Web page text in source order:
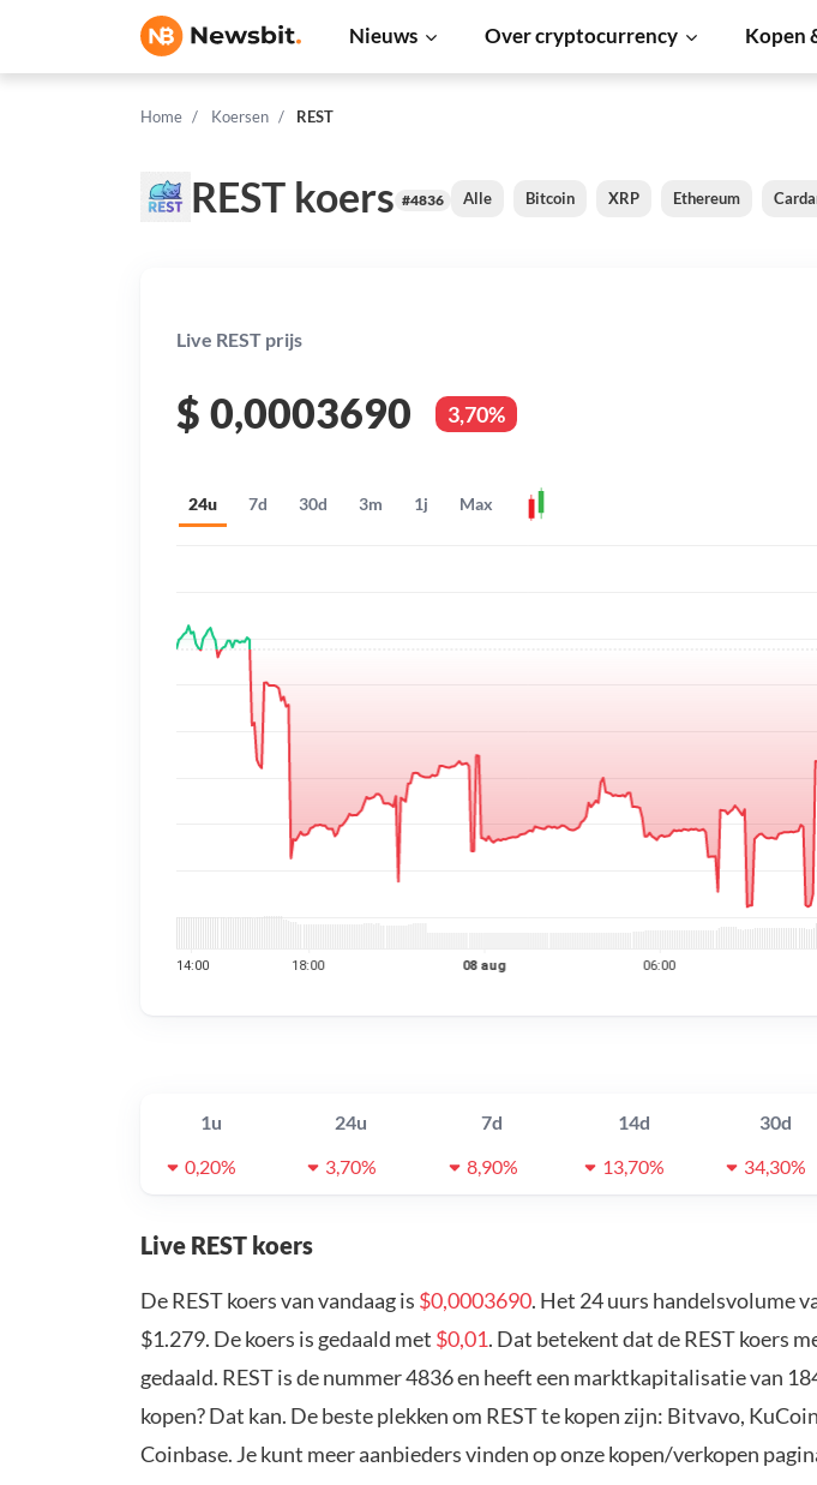
Nieuws Over cryptocurrency Kopen
Home Koersen REST
REST koers #4836 Alle Bitcoin XRP Ethereum
Live REST prijs
$ 0,0003690 3,70%
24u 7d 30d 3m 1j Max
1u 24u 7d 14d 30d
0,20%
3,70% 8,90% 13,70% 34,30%
Live REST koers
De REST koers van vandaag is $0,0003690. Het 24 uurs handelsvolume
$1.279. De koers is gedaald met $0,01. Dat betekent dat de REST koers
gedaald. REST is de nummer 4836 en heeft een marktkapitalisatie van
kopen? Dat kan. De beste plekken om REST te kopen zijn: Bitvavo,
Coinbase. Je kunt meer aanbieders vinden op onze kopen/verkopen